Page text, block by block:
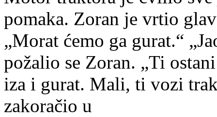
pomaka. Zoran je vrtio
„Morat ćemo ga gurat.“
požalio se Zoran. „Ti
iza i gurat. Mali, ti vozi
zakoračio u